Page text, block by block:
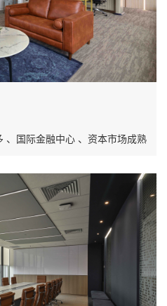
、国际金融中心 、资本市场成熟